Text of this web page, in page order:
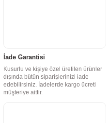
İade Garantisi
Kusurlu ve kişiye özel üretilen ürünler
dışında bütün siparişlerinizi iade
edebilirsiniz. İadelerde kargo ücreti
müşteriye aittir.